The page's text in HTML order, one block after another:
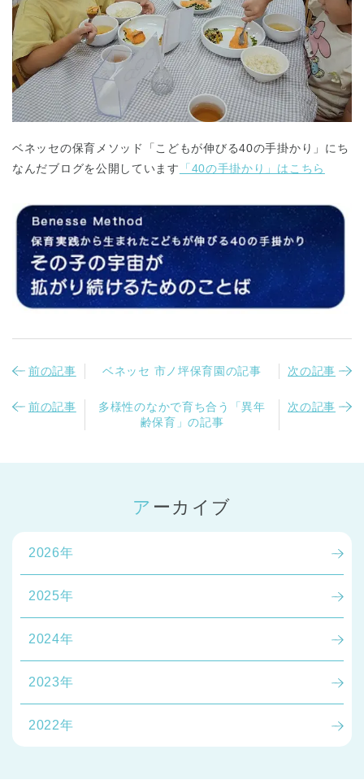
千葉県 千葉県 全域
埼玉県 埼玉県 全域
ベネッセの保育メソッド「こどもが伸びる40の手掛かり」にち
なんだブログを公開しています
「40の手掛かり」はこちら
前の記事 ベネッセ 市ノ坪保育園の記事 次の記事
前の記事
多様性のなかで育ち合う「異年
齢保育」の記事
次の記事
アーカイブ
2026年
2025年
2024年
2023年
2022年